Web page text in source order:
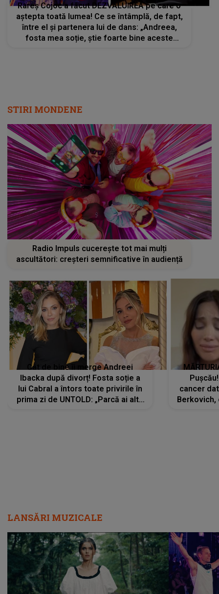
Rareș Cojoc a făcut DEZVĂLUIREA pe care o
aștepta toată lumea! Ce se întâmplă, de fapt,
între el și partenera lui de dans: „Andreea,
fosta mea soție, știe foarte bine aceste
STIRI MONDENE
Radio Impuls cucerește tot mai mulți
ascultători: creșteri semnificative în audiență
Cât de bine îi merge Andreei
Ibacka după divorț! Fosta soție a
lui Cabral a întors toate privirile în
prima zi de UNTOLD: „Parcă ai altă
cancer
Berkovich,
LANSĂRI MUZICALE